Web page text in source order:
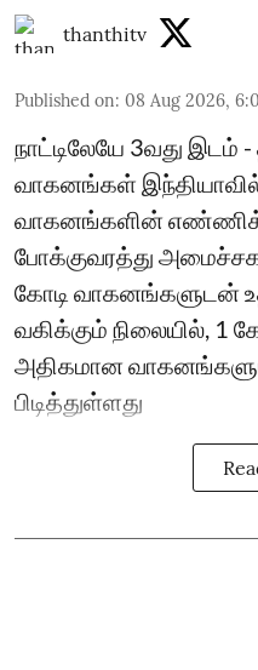
thanthitv
Published on: 08 Aug 2026,
நாட்டிலேயே 3வது இடம் -
வாகனங்கள்
வாகனங்களின்
போக்குவரத்து
கோடி வாகனங்களுடன்
வகிக்கும் நிலையில், 1
அதிகமான
பிடித்துள்ளது